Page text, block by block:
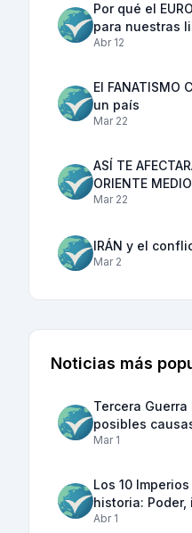
Por qué el
para nuestras
Abr 12
El FANATISMO
un país
Mar 22
ASÍ TE
ORIENTE MEDIO
Mar 22
IRÁN y el
Mar 2
Noticias más
Tercera
posibles
Mar 1
Los 10
historia:
Abr 1